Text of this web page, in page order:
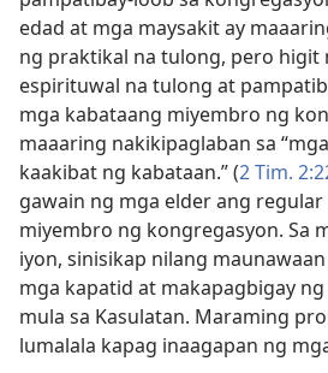
edad at mga maysakit ay
ng praktikal na tulong, pero higit
espirituwal na tulong at
mga kabataang miyembro ng
maaaring nakikipaglaban sa
kaakibat ng kabataan.” (2 Tim.
gawain ng mga elder ang
miyembro ng kongregasyon. Sa
iyon, sinisikap nilang
mga kapatid at makapagbigay
mula sa Kasulatan. Maraming
lumalala kapag inaagapan ng